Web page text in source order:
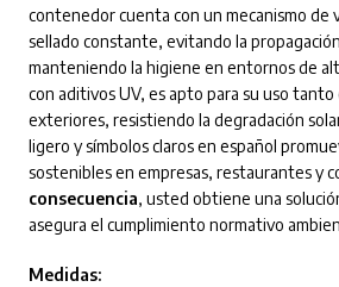
contenedor cuenta con un mecanismo de
sellado constante, evitando la
manteniendo la higiene en entornos de
con aditivos UV, es apto para su uso
exteriores, resistiendo la degradación
ligero y símbolos claros en español
sostenibles en empresas, restaurantes y
consecuencia, usted obtiene una
asegura el cumplimiento normativo
Medidas: